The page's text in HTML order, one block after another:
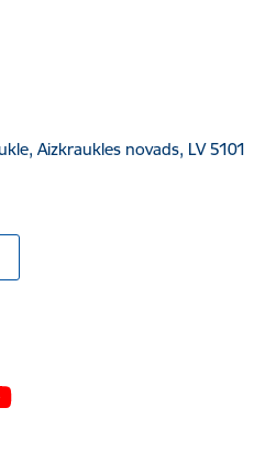
Aizkraukles novads, LV 5101